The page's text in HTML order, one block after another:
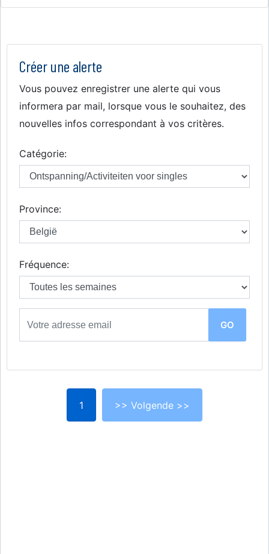
Créer une alerte
Vous pouvez enregistrer une alerte qui vous
informera par mail, lorsque vous le souhaitez, des
nouvelles infos correspondant à vos critères.
Catégorie:
Province:
Fréquence:
1 >> Volgende >>